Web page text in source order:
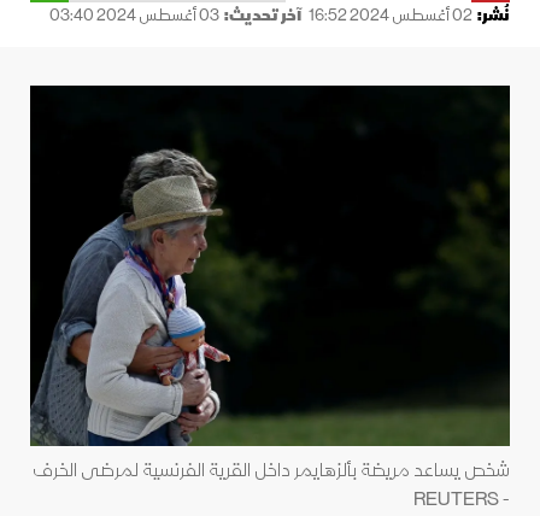
نُشر:02 أغسطس 2024 16:52 آخر تحديث:03 أغسطس 2024 03:40
شخص يساعد مريضة بألزهايمر داخل القرية الفرنسية لمرضى الخرف
- REUTERS